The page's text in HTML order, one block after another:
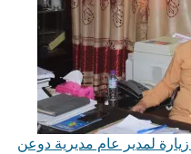
لمدير عام مديرية دوعن